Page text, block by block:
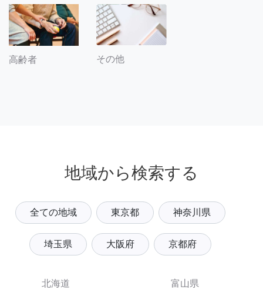
高齢者 その他
地域から検索する
全ての地域 東京都 神奈川県
埼玉県 大阪府 京都府
北海道
富山県